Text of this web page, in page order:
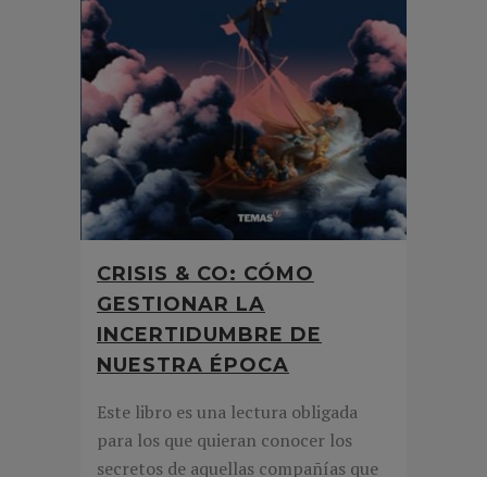
CRISIS & CO: CÓMO
GESTIONAR LA
INCERTIDUMBRE DE
NUESTRA ÉPOCA
Este libro es una lectura obligada
para los que quieran conocer los
secretos de aquellas compañías que